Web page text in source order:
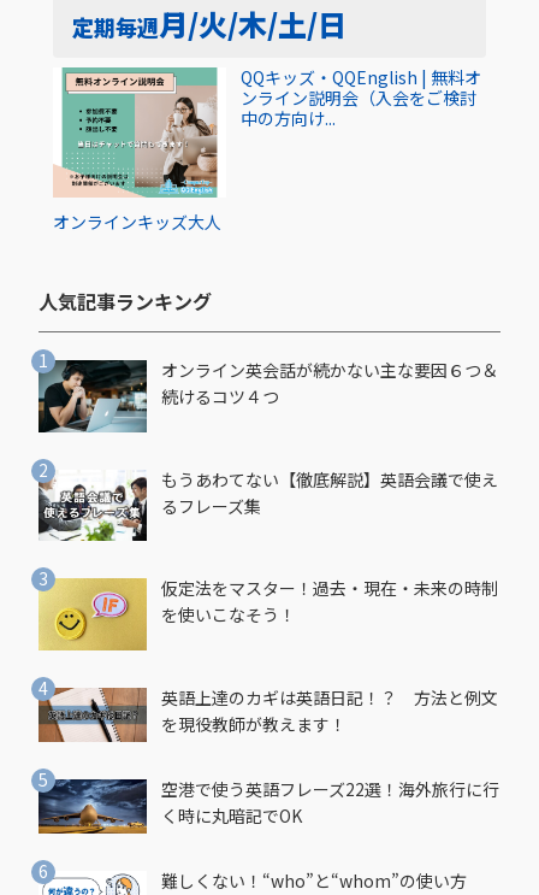
定期毎週月/火/木/土/日
オンラインキッズ大人
QQキッズ・QQEnglish | 無料オ
ンライン説明会（入会をご検討
中の方向け...
人気記事ランキング​
オンライン英会話が続かない主な要因６つ＆
続けるコツ４つ
もうあわてない【徹底解説】英語会議で使え
るフレーズ集
仮定法をマスター！過去・現在・未来の時制
を使いこなそう！
英語上達のカギは英語日記！？ 方法と例文
を現役教師が教えます！
空港で使う英語フレーズ22選！海外旅行に行
く時に丸暗記でOK
難しくない！“who”と“whom”の使い方